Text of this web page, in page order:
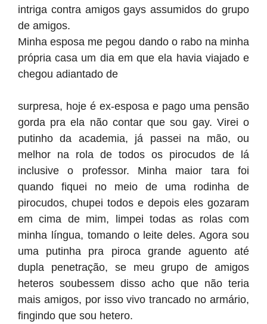
intriga contra amigos gays assumidos do grupo
de amigos.
Minha esposa me pegou dando o rabo na minha
própria casa um dia em que ela havia viajado e
chegou adiantado de
surpresa, hoje é ex-esposa e pago uma pensão
gorda pra ela não contar que sou gay. Virei o
putinho da academia, já passei na mão, ou
melhor na rola de todos os pirocudos de lá
inclusive o professor. Minha maior tara foi
quando fiquei no meio de uma rodinha de
pirocudos, chupei todos e depois eles gozaram
em cima de mim, limpei todas as rolas com
minha língua, tomando o leite deles. Agora sou
uma putinha pra piroca grande aguento até
dupla penetração, se meu grupo de amigos
heteros soubessem disso acho que não teria
mais amigos, por isso vivo trancado no armário,
fingindo que sou hetero.